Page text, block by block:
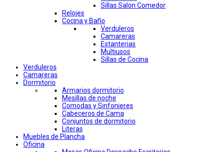
Sillas Salon Comedor
Relojes
Cocina y Baño
Verduleros
Camareras
Estanterias
Multiusos
Sillas de Cocina
Verduleros
Camareras
Dormitorio
Armarios dormitorio
Mesillas de noche
Comodas y Sinfonieres
Cabeceros de Cama
Conjuntos de dormitorio
Literas
Muebles de Plancha
Oficina